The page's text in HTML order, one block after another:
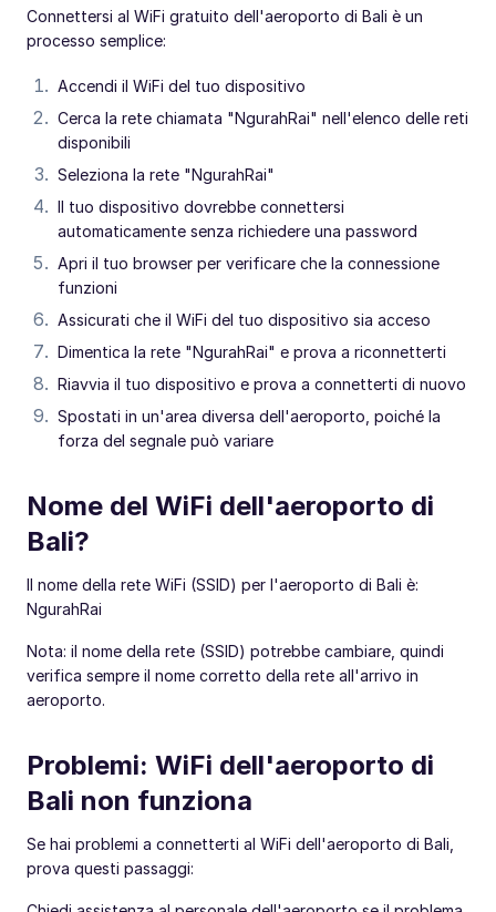
Connettersi al WiFi gratuito dell'aeroporto di Bali è un
processo semplice:
Accendi il WiFi del tuo dispositivo
Cerca la rete chiamata "NgurahRai" nell'elenco delle reti
disponibili
Seleziona la rete "NgurahRai"
Il tuo dispositivo dovrebbe connettersi
automaticamente senza richiedere una password
Apri il tuo browser per verificare che la connessione
funzioni
Assicurati che il WiFi del tuo dispositivo sia acceso
Dimentica la rete "NgurahRai" e prova a riconnetterti
Riavvia il tuo dispositivo e prova a connetterti di nuovo
Spostati in un'area diversa dell'aeroporto, poiché la
forza del segnale può variare
Nome del WiFi dell'aeroporto di
Bali?
Il nome della rete WiFi (SSID) per l'aeroporto di Bali è:
NgurahRai
Nota: il nome della rete (SSID) potrebbe cambiare, quindi
verifica sempre il nome corretto della rete all'arrivo in
aeroporto.
Problemi: WiFi dell'aeroporto di
Bali non funziona
Se hai problemi a connetterti al WiFi dell'aeroporto di Bali,
prova questi passaggi: